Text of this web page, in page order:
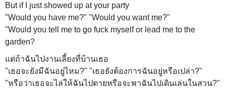
But if I just showed up at your party
"Would you have me?" "Would you want me?"
"Would you tell me to go fuck myself or lead me to the
garden?
แต่ถ้าฉันไปงานเลี้ยงที่บ้านเธอ
"เธอจะยังมีฉันอยู่ไหม?" "เธอยังต้องการฉันอยู่หรือเปล่า?"
"หรือว่าเธอจะไล่ให้ฉันไปตายหรือจะพาฉันไปเดินเล่นในสวน?"